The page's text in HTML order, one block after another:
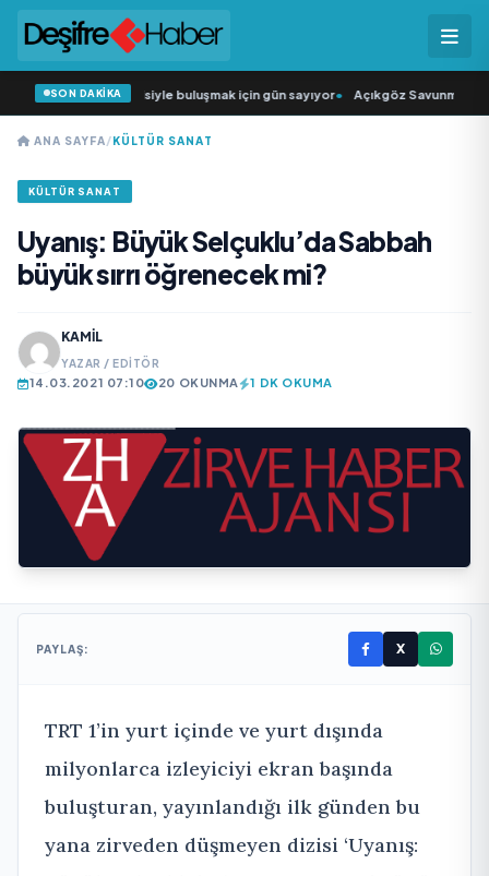
SON DAKİKA
Şarkıcısı” seyircisiyle buluşmak için gün sayıyor• Açıkgöz Savunma
ANA SAYFA/KÜLTÜR SANAT
KÜLTÜR SANAT
Uyanış: Büyük Selçuklu’da Sabbah
büyük sırrı öğrenecek mi?
KAMIL
YAZAR / EDITÖR
14.03.2021 07:10 20 OKUNMA 1 DK OKUMA
PAYLAŞ: X
TRT 1’in yurt içinde ve yurt dışında
milyonlarca izleyiciyi ekran başında
buluşturan, yayınlandığı ilk günden bu
yana zirveden düşmeyen dizisi ‘Uyanış: